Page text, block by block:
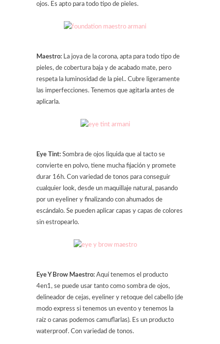
ojos. Es apto para todo tipo de pieles.
Maestro: La joya de la corona, apta para todo tipo de
pieles, de cobertura baja y de acabado mate, pero
respeta la luminosidad de la piel.. Cubre ligeramente
las imperfecciones. Tenemos que agitarla antes de
aplicarla.
Eye Tint: Sombra de ojos liquida que al tacto se
convierte en polvo, tiene mucha fijación y promete
durar 16h. Con variedad de tonos para conseguir
cualquier look, desde un maquillaje natural, pasando
por un eyeliner y finalizando con ahumados de
escándalo. Se pueden aplicar capas y capas de colores
sin estropearlo.
Eye Y Brow Maestro: Aquí tenemos el producto
4en1, se puede usar tanto como sombra de ojos,
delineador de cejas, eyeliner y retoque del cabello (de
modo express si tenemos un evento y tenemos la
raíz o canas podemos camuflarlas). Es un producto
waterproof. Con variedad de tonos.